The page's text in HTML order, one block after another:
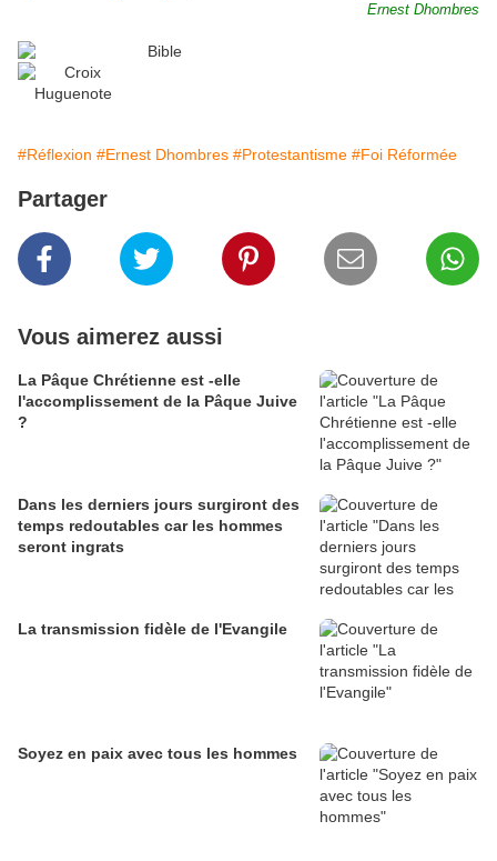
Ernest Dhombres
#Réflexion #Ernest Dhombres #Protestantisme #Foi Réformée
Partager
Vous aimerez aussi
La Pâque Chrétienne est -elle
l'accomplissement de la Pâque Juive
?
Dans les derniers jours surgiront des
temps redoutables car les hommes
seront ingrats
La transmission fidèle de l'Evangile
Soyez en paix avec tous les hommes